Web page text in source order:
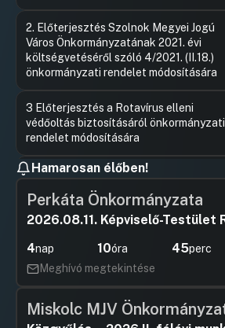
2. Előterjesztés Szolnok Megyei Jogú
Város Önkormányzatának 2021. évi
költségvetéséről szóló 4/2021. (II.18.)
önkormányzati rendelet módosítására
3 Előterjesztés a Rotavírus elleni
védőoltás biztosításáról önkormányzati
rendelet módosítására
HozzászólásokUgrás a
4 Előterjesztés a Szolnoki Értéktár
Bizottsággal kapcsolatos döntések
meghozatalára
Hozzászólások
Többcélú Társulása 2022. évi tagdíjának
emelésére
6 Eloterjesztés az alpolgármesterek
illetményének és költségtéről
Hamarosan élőben!
Perkáta Önkormányzata
2026.08.11. Képviselő-Testület
4nap 10óra 45perc
Meghívó megtekintése
Miskolc MJV